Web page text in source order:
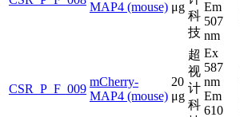
MAP4 (mouse) μg
科
技
Em
507
nm
CSR_P_F_009
mCherry-
MAP4 (mouse)
20
μg
超
视
计
科
Ex
587
nm
Em
610